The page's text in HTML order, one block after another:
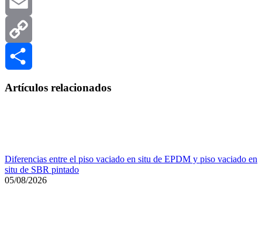
Artículos relacionados
Diferencias entre el piso vaciado en situ de EPDM y piso vaciado en
situ de SBR pintado
05/08/2026